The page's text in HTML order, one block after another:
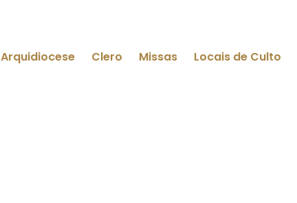
Arquidiocese Clero Missas Locais de Culto